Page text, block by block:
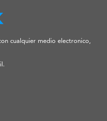
cualquier medio electronico,